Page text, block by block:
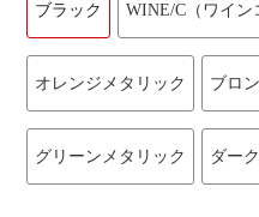
ブラック WINE/C（ワイン
オレンジメタリック ブロ
グリーンメタリック ダー